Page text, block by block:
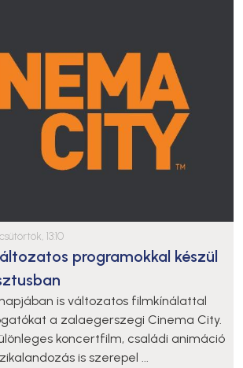
csütörtök, 13:10
programokkal készül
is változatos filmkínálattal
a zalaegerszegi Cinema City.
koncertfilm, családi animáció
is szerepel ...